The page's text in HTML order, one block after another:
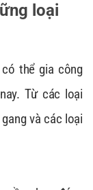
loại
thể gia công
Từ các loại
và các loại